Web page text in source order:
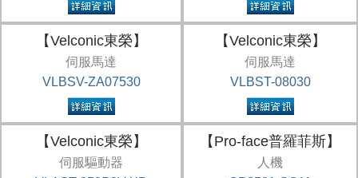
【Velconic東榮】
伺服馬達
VLBSV-ZA07530
【Velconic東榮】
伺服馬達
VLBST-08030
【Velconic東榮】
伺服驅動器
【Pro-face普羅菲斯】
人機